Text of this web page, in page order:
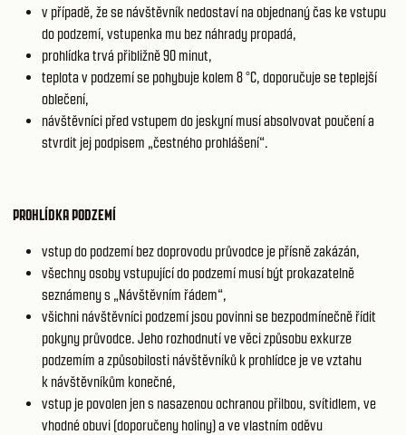
v případě, že se návštěvník nedostaví na objednaný čas ke vstupu
do podzemí, vstupenka mu bez náhrady propadá,
prohlídka trvá přibližně 90 minut,
teplota v podzemí se pohybuje kolem 8 °C, doporučuje se teplejší
oblečení,
návštěvníci před vstupem do jeskyní musí absolvovat poučení a
stvrdit jej podpisem „čestného prohlášení“.
PROHLÍDKA PODZEMÍ
vstup do podzemí bez doprovodu průvodce je přísně zakázán,
všechny osoby vstupující do podzemí musí být prokazatelně
seznámeny s „Návštěvním řádem“,
všichni návštěvníci podzemí jsou povinni se bezpodmínečně řídit
pokyny průvodce. Jeho rozhodnutí ve věci způsobu exkurze
podzemím a způsobilosti návštěvníků k prohlídce je ve vztahu
k návštěvníkům konečné,
vstup je povolen jen s nasazenou ochranou přilbou, svítidlem, ve
vhodné obuvi (doporučeny holiny) a ve vlastním oděvu